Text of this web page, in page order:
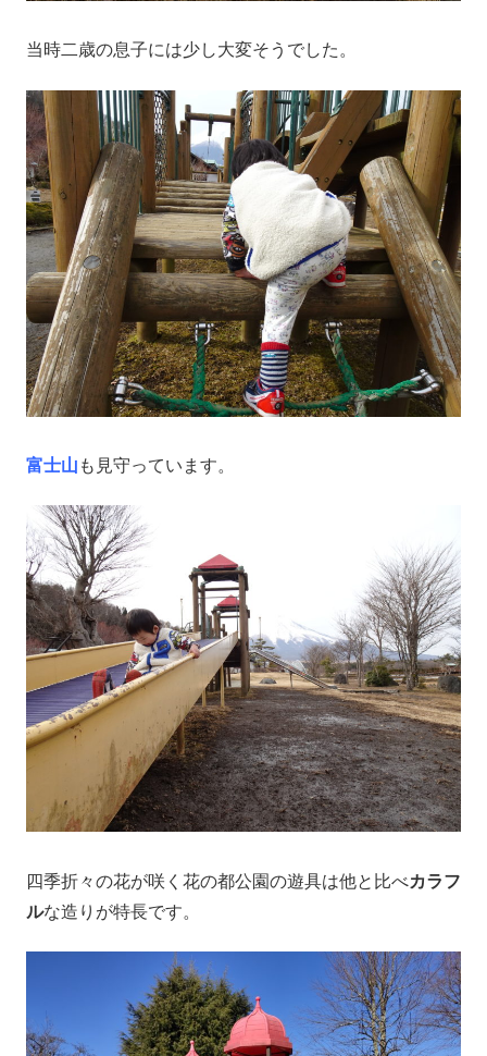
当時二歳の息子には少し大変そうでした。
富士山 も見守っています。
四季折々の花が咲く花の都公園の遊具は他と比べカラフ
ルな造りが特長です。